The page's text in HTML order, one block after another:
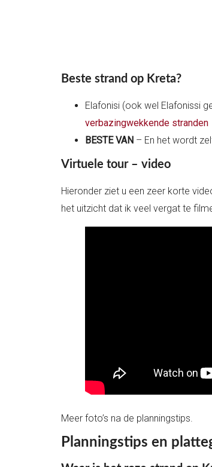
Beste strand op Kreta?
Elafonisi (ook wel Elafonissi
verbazingwekkende stranden
BESTE VAN – En het wordt
Virtuele tour – video
Hieronder ziet u een zeer korte
het uitzicht dat ik veel vergat te
Meer foto’s na de planningstips.
Planningstips en